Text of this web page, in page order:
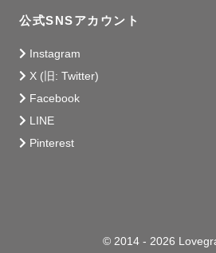
公式SNSアカウント
Instagram
X (旧: Twitter)
Facebook
LINE
Pinterest
© 2014 - 2026